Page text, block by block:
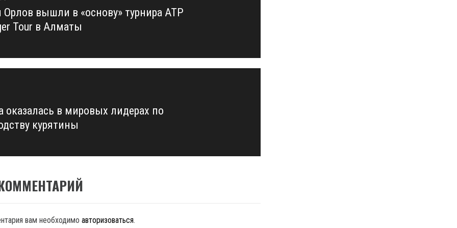
Орлов вышли в «основу» турнира ATP
Tour в Алматы
оказалась в мировых лидерах по
курятины
вам необходимо авторизоваться.